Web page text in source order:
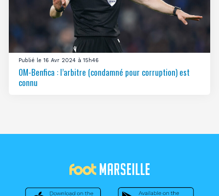
Publié le 16 Avr 2024 à 15h46
OM-Benfica : l’arbitre (condamné pour corruption) est
connu